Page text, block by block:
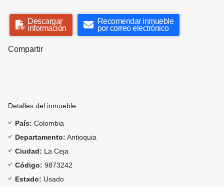
Descargar
información
Recomendar inmueble
por correo electrónico
Compartir
Detalles del inmueble :
País: Colombia
Departamento: Antioquia
Ciudad: La Ceja
Código: 9873242
Estado: Usado